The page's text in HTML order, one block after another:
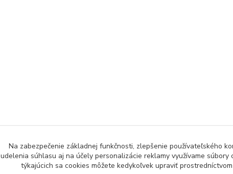
Na zabezpečenie základnej funkčnosti, zlepšenie používateľského
udelenia súhlasu aj na účely personalizácie reklamy využívame
týkajúcich sa cookies môžete kedykoľvek upraviť